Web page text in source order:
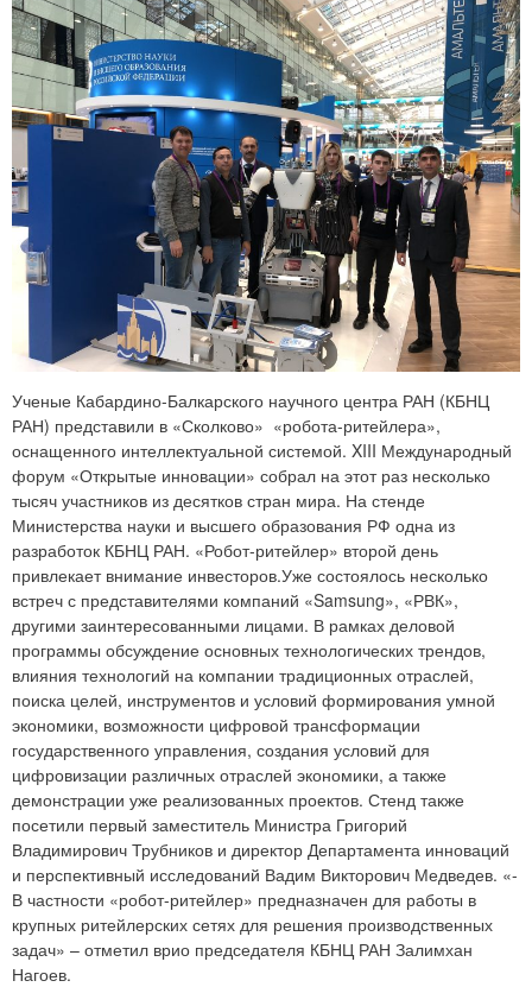
Ученые Кабардино-Балкарского научного центра РАН (КБНЦ
РАН) представили в «Сколково» «робота-ритейлера»,
оснащенного интеллектуальной системой. XIII Международный
форум «Открытые инновации» собрал на этот раз несколько
тысяч участников из десятков стран мира. На стенде
Министерства науки и высшего образования РФ одна из
разработок КБНЦ РАН. «Робот-ритейлер» второй день
привлекает внимание инвесторов.Уже состоялось несколько
встреч с представителями компаний «Samsung», «РВК»,
другими заинтересованными лицами. В рамках деловой
программы обсуждение основных технологических трендов,
влияния технологий на компании традиционных отраслей,
поиска целей, инструментов и условий формирования умной
экономики, возможности цифровой трансформации
государственного управления, создания условий для
цифровизации различных отраслей экономики, а также
демонстрации уже реализованных проектов. Стенд также
посетили первый заместитель Министра Григорий
Владимирович Трубников и директор Департамента инноваций
и перспективный исследований Вадим Викторович Медведев. «-
В частности «робот-ритейлер» предназначен для работы в
крупных ритейлерских сетях для решения производственных
задач» – отметил врио председателя КБНЦ РАН Залимхан
Нагоев.